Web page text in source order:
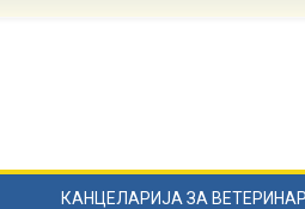
КАНЦЕЛАРИЈА ЗА